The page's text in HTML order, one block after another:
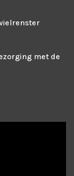
met de